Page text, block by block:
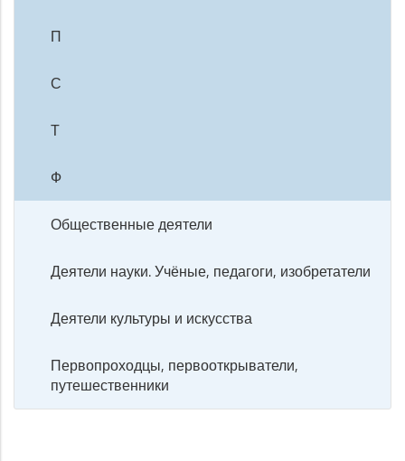
П
С
Т
Ф
Общественные деятели
Деятели науки. Учёные, педагоги, изобретатели
Деятели культуры и искусства
Первопроходцы, первооткрыватели,
путешественники